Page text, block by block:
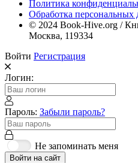
Политика
Обработка персональных
© 2024 Book-Hive.org /
Москва, 119334
Войти Регистрация
Логин:
Пароль: Забыли пароль?
Не запоминать меня
Войти на сайт